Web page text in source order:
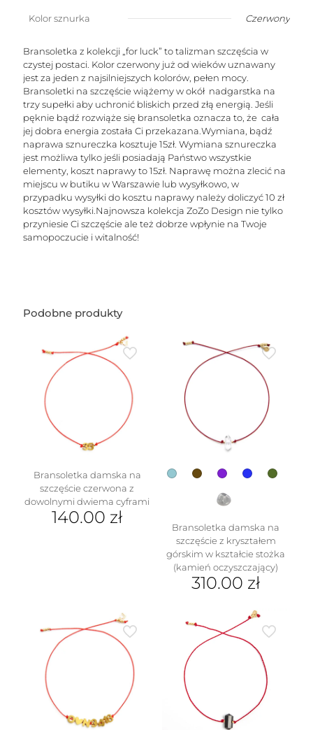
cyrkoniami
Kolor sznurka Czerwony
Bransoletka z kolekcji „for luck” to talizman szczęścia w
czystej postaci. Kolor czerwony już od wieków uznawany
jest za jeden z najsilniejszych kolorów, pełen mocy.
Bransoletki na szczęście wiążemy w okół nadgarstka na
trzy supełki aby uchronić bliskich przed złą energią. Jeśli
pęknie bądź rozwiąże się bransoletka oznacza to, że cała
jej dobra energia została Ci przekazana.Wymiana, bądź
naprawa sznureczka kosztuje 15zł. Wymiana sznureczka
jest możliwa tylko jeśli posiadają Państwo wszystkie
elementy, koszt naprawy to 15zł. Naprawę można zlecić na
miejscu w butiku w Warszawie lub wysyłkowo, w
przypadku wysyłki do kosztu naprawy należy doliczyć 10 zł
kosztów wysyłki.Najnowsza kolekcja ZoZo Design nie tylko
przyniesie Ci szczęście ale też dobrze wpłynie na Twoje
samopoczucie i witalność!
Podobne produkty
Bransoletka damska na
szczęście czerwona z
dowolnymi dwiema cyframi
140.00 zł
Bransoletka damska na
szczęście z kryształem
górskim w kształcie stożka
(kamień oczyszczający)
310.00 zł
produkt
ma
wiele
wariantów.
stronie